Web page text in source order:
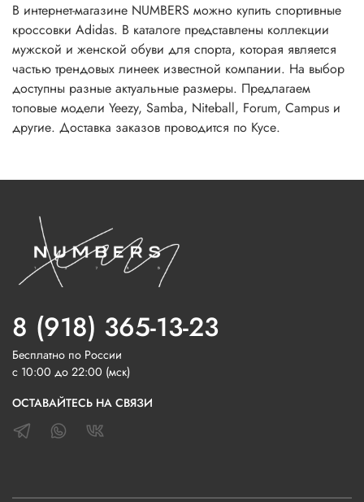
В интернет-магазине NUMBERS можно купить спортивные
кроссовки Adidas. В каталоге представлены коллекции
мужской и женской обуви для спорта, которая является
частью трендовых линеек известной компании. На выбор
доступны разные актуальные размеры. Предлагаем
топовые модели Yeezy, Samba, Niteball, Forum, Campus и
другие. Доставка заказов проводится по Кусе.
8 (918) 365-13-23
Бесплатно по России
с 10:00 до 22:00 (мск)
ОСТАВАЙТЕСЬ НА СВЯЗИ